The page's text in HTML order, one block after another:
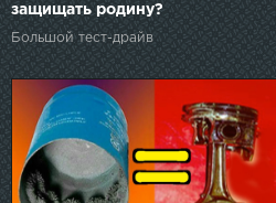
защищать родину?
Большой тест-драйв